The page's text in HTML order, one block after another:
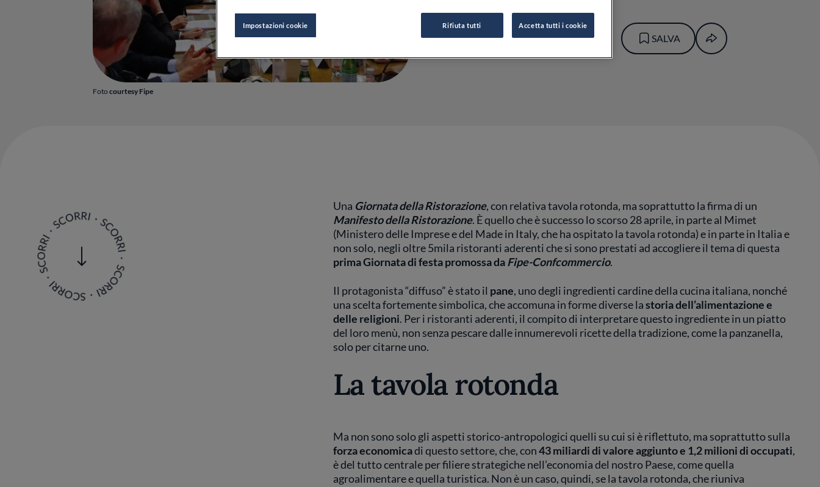
Foto courtesy Fipe
ALESSANDRA TIBOLLO
GIORNALISTA
SALVA
Una Giornata della Ristorazione, con relativa tavola rotonda, ma soprattutto la firma di un
Manifesto della Ristorazione. È quello che è successo lo scorso 28 aprile, in parte al Mimet
(Ministero delle Imprese e del Made in Italy, che ha ospitato la tavola rotonda) e in parte in Italia e
non solo, negli oltre 5mila ristoranti aderenti che si sono prestati ad accogliere il tema di questa
prima Giornata di festa promossa daFipe-Confcommercio.
Il protagonista “diffuso” è stato il pane, uno degli ingredienti cardine della cucina italiana, nonché
una scelta fortemente simbolica, che accomuna in forme diverse lastoria dell’alimentazione e
delle religioni. Per i ristoranti aderenti, il compito di interpretare questo ingrediente in un piatto
del loro menù, non senza pescare dalle innumerevoli ricette della tradizione, come la panzanella,
solo per citarne uno.
La tavola rotonda
Ma non sono solo gli aspetti storico-antropologici quelli su cui si è riflettuto, ma soprattutto sulla
forza economicadi questo settore, che, con43 miliardi di valore aggiunto e 1,2 milioni di occupati,
è del tutto centrale per filiere strategiche nell’economia del nostro Paese, come quella
agroalimentare e quella turistica. Non è un caso, quindi, se la tavola rotonda, che riuniva
Impostazioni cookie Rifiuta tutti Accetta tutti i cookie